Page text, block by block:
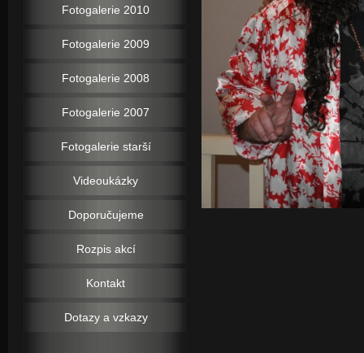
Fotogalerie 2010
Fotogalerie 2009
Fotogalerie 2008
Fotogalerie 2007
Fotogalerie starší
Videoukázky
Doporučujeme
Rozpis akcí
Kontakt
Dotazy a vzkazy